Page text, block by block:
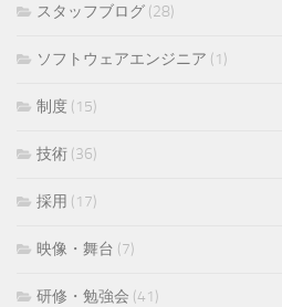
スタッフブログ (28)
ソフトウェアエンジニア (1)
制度 (15)
技術 (36)
採用 (17)
映像・舞台 (7)
研修・勉強会 (41)